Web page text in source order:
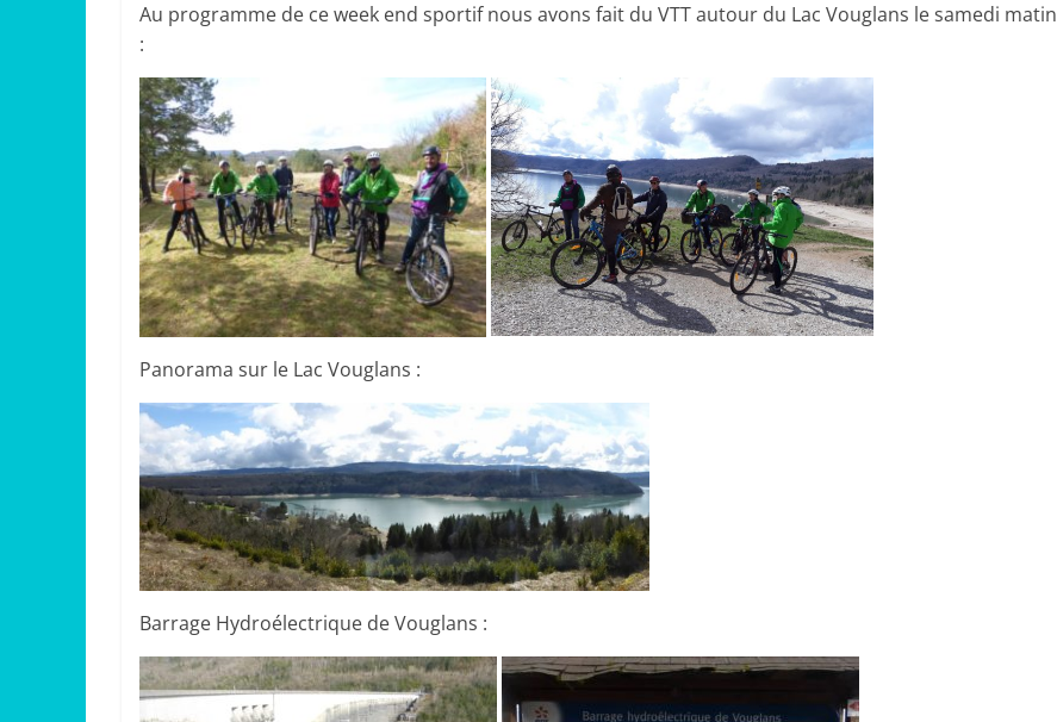
Au programme de ce week end sportif nous avons fait du VTT autour du Lac Vouglans le samedi matin
:
Panorama sur le Lac Vouglans :
Barrage Hydroélectrique de Vouglans :